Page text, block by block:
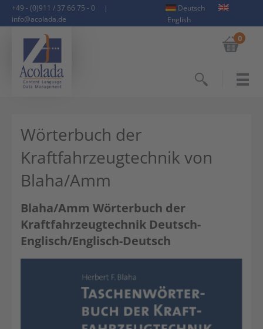
+49 - (0)911 / 37 66 75 - 0
|
info@acolada.de
Deutsch
English
0
Wörterbuch der
Kraftfahrzeugtechnik von
Blaha/Amm
Blaha/Amm Wörterbuch der
Kraftfahrzeugtechnik Deutsch-
Englisch/Englisch-Deutsch